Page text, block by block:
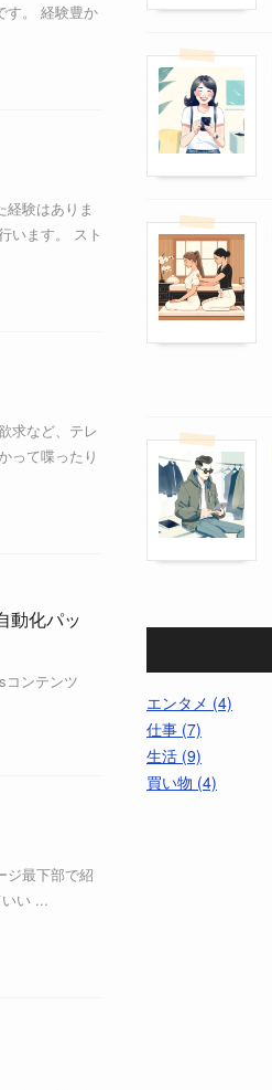
す。 経験豊か
験はありま
います。 スト
求など、テレ
って喋ったり
動化パッ
コンテンツ
ジ最下部で紹
い ...
エンタメ (4)
仕事 (7)
生活 (9)
買い物 (4)